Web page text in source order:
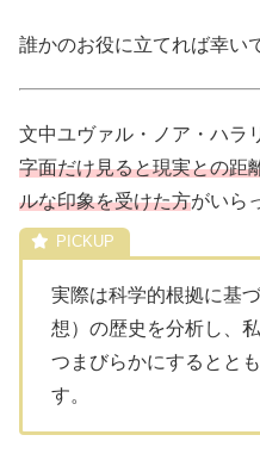
誰かのお役に立てれば幸い
文中ユヴァル・ノア・ハラ
字面だけ見ると現実との距
ルな印象を受けた方がいら
実際は科学的根拠に基
想）の歴史を分析し、
つまびらかにするとと
す。